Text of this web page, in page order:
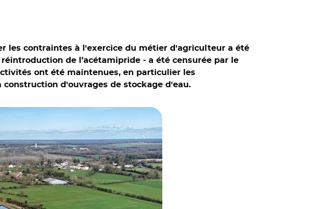
les contraintes à l'exercice du métier d'agriculteur a été
de l’acétamipride - a été censurée par le
ont été maintenues, en particulier les
d'ouvrages de stockage d'eau.